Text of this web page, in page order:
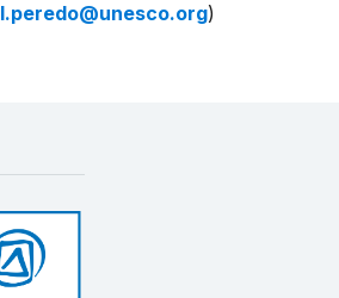
l.peredo@unesco.org)